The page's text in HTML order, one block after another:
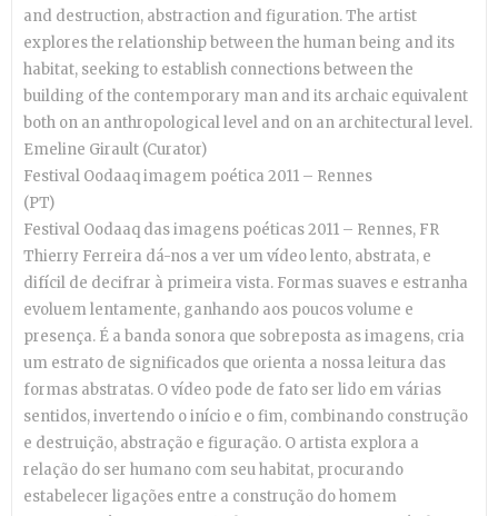
and destruction, abstraction and figuration. The artist
explores the relationship between the human being and its
habitat, seeking to establish connections between the
building of the contemporary man and its archaic equivalent
both on an anthropological level and on an architectural level.
Emeline Girault (Curator)
Festival Oodaaq imagem poética 2011 – Rennes
(PT)
Festival Oodaaq das imagens poéticas 2011 – Rennes, FR
Thierry Ferreira dá-nos a ver um vídeo lento, abstrata, e
difícil de decifrar à primeira vista. Formas suaves e estranha
evoluem lentamente, ganhando aos poucos volume e
presença. É a banda sonora que sobreposta as imagens, cria
um estrato de significados que orienta a nossa leitura das
formas abstratas. O vídeo pode de fato ser lido em várias
sentidos, invertendo o início e o fim, combinando construção
e destruição, abstração e figuração. O artista explora a
relação do ser humano com seu habitat, procurando
estabelecer ligações entre a construção do homem